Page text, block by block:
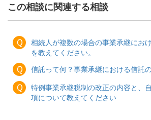
この相談に関連する相談
Ｑ
相続人が複数の場合の事業承継にお
を教えてください。
Ｑ 信託って何？事業承継における信託
Ｑ
特例事業承継税制の改正の内容と、
項について教えてください